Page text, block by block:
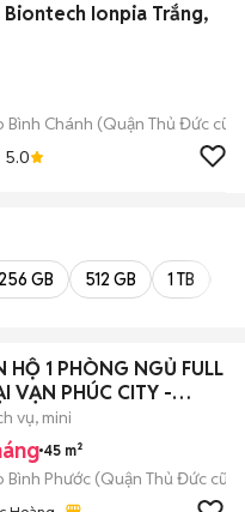
Biontech Ionpia Trắng,
Bình Chánh (Quận Thủ Đức cũ)
5.0
GB 512 GB 1 TB
HỘ 1 PHÒNG NGỦ FULL
VẠN PHÚC CITY -
vụ, mini
45 m²
Bình Phước (Quận Thủ Đức cũ)